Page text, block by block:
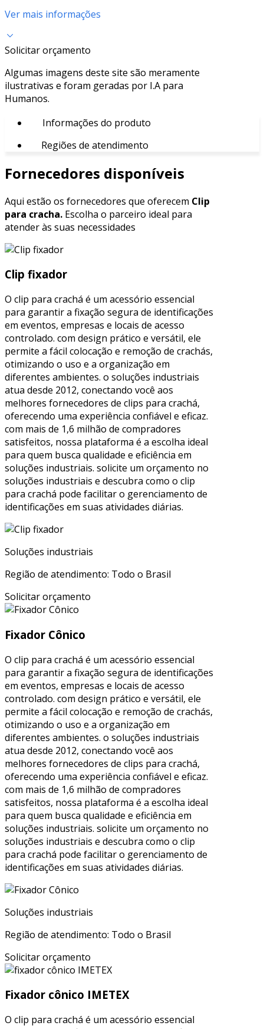
Ver mais informações
Solicitar orçamento
Algumas imagens deste site são meramente
ilustrativas e foram geradas por I.A para
Humanos.
Informações do produto
Regiões de atendimento
Fornecedores disponíveis
Aqui estão os fornecedores que oferecem Clip
para cracha. Escolha o parceiro ideal para
atender às suas necessidades
Clip fixador
O clip para crachá é um acessório essencial
para garantir a fixação segura de identificações
em eventos, empresas e locais de acesso
controlado. com design prático e versátil, ele
permite a fácil colocação e remoção de crachás,
otimizando o uso e a organização em
diferentes ambientes. o soluções industriais
atua desde 2012, conectando você aos
melhores fornecedores de clips para crachá,
oferecendo uma experiência confiável e eficaz.
com mais de 1,6 milhão de compradores
satisfeitos, nossa plataforma é a escolha ideal
para quem busca qualidade e eficiência em
soluções industriais. solicite um orçamento no
soluções industriais e descubra como o clip
para crachá pode facilitar o gerenciamento de
identificações em suas atividades diárias.
Soluções industriais
Região de atendimento: Todo o Brasil
Solicitar orçamento
Fixador Cônico
O clip para crachá é um acessório essencial
para garantir a fixação segura de identificações
em eventos, empresas e locais de acesso
controlado. com design prático e versátil, ele
permite a fácil colocação e remoção de crachás,
otimizando o uso e a organização em
diferentes ambientes. o soluções industriais
atua desde 2012, conectando você aos
melhores fornecedores de clips para crachá,
oferecendo uma experiência confiável e eficaz.
com mais de 1,6 milhão de compradores
satisfeitos, nossa plataforma é a escolha ideal
para quem busca qualidade e eficiência em
soluções industriais. solicite um orçamento no
soluções industriais e descubra como o clip
para crachá pode facilitar o gerenciamento de
identificações em suas atividades diárias.
Soluções industriais
Região de atendimento: Todo o Brasil
Solicitar orçamento
Fixador cônico IMETEX
O clip para crachá é um acessório essencial